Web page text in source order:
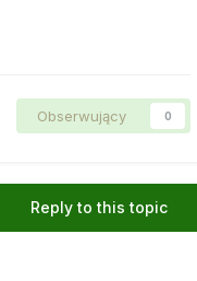
Obserwujący 0
Reply to this topic